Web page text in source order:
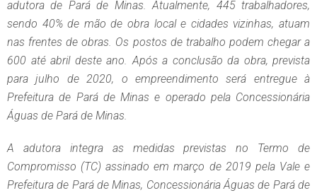
adutora de Pará de Minas. Atualmente, 445 trabalhadores,
sendo 40% de mão de obra local e cidades vizinhas, atuam
nas frentes de obras. Os postos de trabalho podem chegar a
600 até abril deste ano. Após a conclusão da obra, prevista
para julho de 2020, o empreendimento será entregue à
Prefeitura de Pará de Minas e operado pela Concessionária
Águas de Pará de Minas.
A adutora integra as medidas previstas no Termo de
Compromisso (TC) assinado em março de 2019 pela Vale e
Prefeitura de Pará de Minas, Concessionária Águas de Pará de